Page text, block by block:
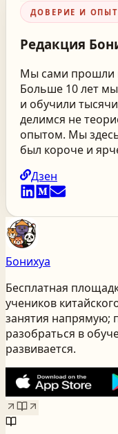
ДОВЕРИЕ И ОПЫТ
Редакция
Мы сами прошли
Больше 10 лет
и обучили
делимся не
опытом. Мы
был короче и
Дзен
Бонихуа
Бесплатная
учеников
занятия напрямую;
разобраться в
развивается.